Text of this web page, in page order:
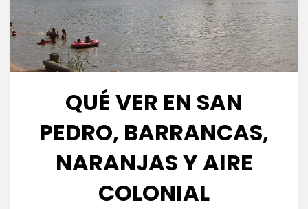
QUÉ VER EN SAN
PEDRO, BARRANCAS,
NARANJAS Y AIRE
COLONIAL